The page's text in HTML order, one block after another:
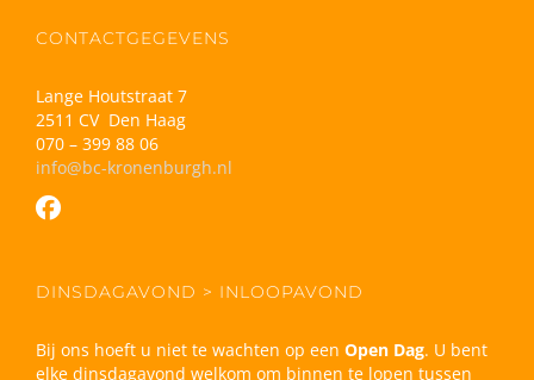
CONTACTGEGEVENS
Lange Houtstraat 7
2511 CV Den Haag
070 – 399 88 06
info@bc-kronenburgh.nl
DINSDAGAVOND > INLOOPAVOND
Bij ons hoeft u niet te wachten op een Open Dag. U bent
elke dinsdagavond welkom om binnen te lopen tussen